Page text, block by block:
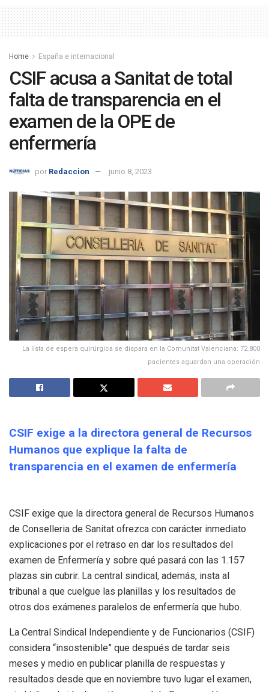
Home España e internacional
CSIF acusa a Sanitat de total
falta de transparencia en el
examen de la OPE de
enfermería
por Redaccion junio 8, 2023
La lista de espera quirúrgica se dispara en la Comunitat Valenciana: 72.800
pacientes aguardan una operación
CSIF exige a la directora general de Recursos
Humanos que explique la falta de
transparencia en el examen de enfermería
CSIF exige que la directora general de Recursos Humanos
de Conselleria de Sanitat ofrezca con carácter inmediato
explicaciones por el retraso en dar los resultados del
examen de Enfermería y sobre qué pasará con las 1.157
plazas sin cubrir. La central sindical, además, insta al
tribunal a que cuelgue las planillas y los resultados de
otros dos exámenes paralelos de enfermería que hubo.
La Central Sindical Independiente y de Funcionarios (CSIF)
considera “insostenible” que después de tardar seis
meses y medio en publicar planilla de respuestas y
resultados desde que en noviembre tuvo lugar el examen,